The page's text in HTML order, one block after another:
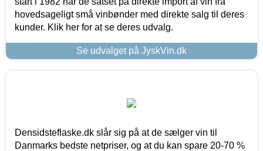
hovedsageligt små vinbønder med direkte salg til deres
kunder. Klik her for at se deres udvalg.
Se udvalget på JyskVin.dk
Densidsteflaske.dk slår sig på at de sælger vin til
Danmarks bedste netpriser, og at du kan spare 20-70 %